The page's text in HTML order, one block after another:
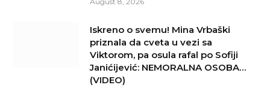
Iskreno o svemu! Mina Vrbaški
priznala da cveta u vezi sa
Viktorom, pa osula rafal po Sofiji
Janićijević: NEMORALNA OSOBA…
(VIDEO)